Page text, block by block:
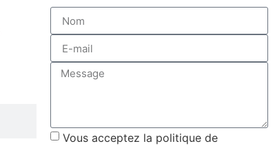
Vous acceptez la politique de